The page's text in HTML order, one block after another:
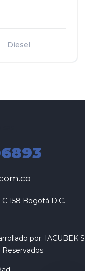
Diesel
158 Bogotá D.C.
por: IACUBEK